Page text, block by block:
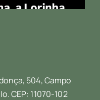
504, Campo
CEP: 11070-102